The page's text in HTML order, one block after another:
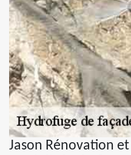
Jason Rénovation